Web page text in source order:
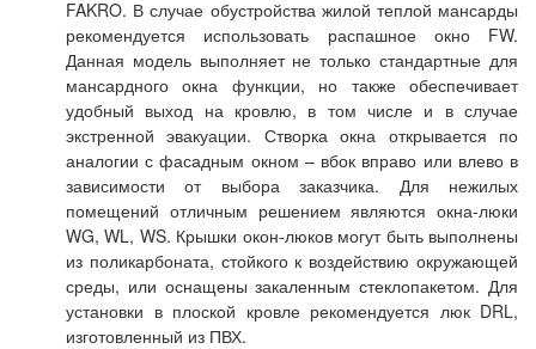
FAKRO. В случае обустройства жилой теплой мансарды
рекомендуется использовать распашное окно FW.
Данная модель выполняет не только стандартные для
мансардного окна функции, но также обеспечивает
удобный выход на кровлю, в том числе и в случае
экстренной эвакуации. Створка окна открывается по
аналогии с фасадным окном – вбок вправо или влево в
зависимости от выбора заказчика. Для нежилых
помещений отличным решением являются окна-люки
WG, WL, WS. Крышки окон-люков могут быть выполнены
из поликарбоната, стойкого к воздействию окружающей
среды, или оснащены закаленным стеклопакетом. Для
установки в плоской кровле рекомендуется люк DRL,
изготовленный из ПВХ.